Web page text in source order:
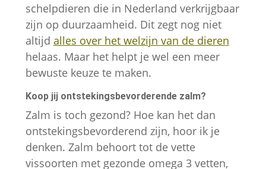
schelpdieren die in Nederland verkrijgbaar
zijn op duurzaamheid. Dit zegt nog niet
altijd alles over het welzijn van de dieren
helaas. Maar het helpt je wel een meer
bewuste keuze te maken.
Koop jij ontstekingsbevorderende zalm?
Zalm is toch gezond? Hoe kan het dan
ontstekingsbevorderend zijn, hoor ik je
denken. Zalm behoort tot de vette
vissoorten met gezonde omega 3 vetten,